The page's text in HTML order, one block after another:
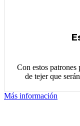
Con estos
de tejer que
Más información